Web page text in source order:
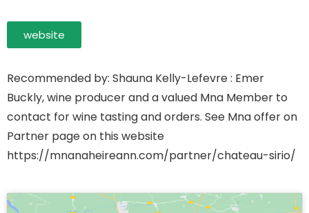
website
Recommended by: Shauna Kelly-Lefevre : Emer
Buckly, wine producer and a valued Mna Member to
contact for wine tasting and orders. See Mna offer on
Partner page on this website
https://mnanaheireann.com/partner/chateau-sirio/